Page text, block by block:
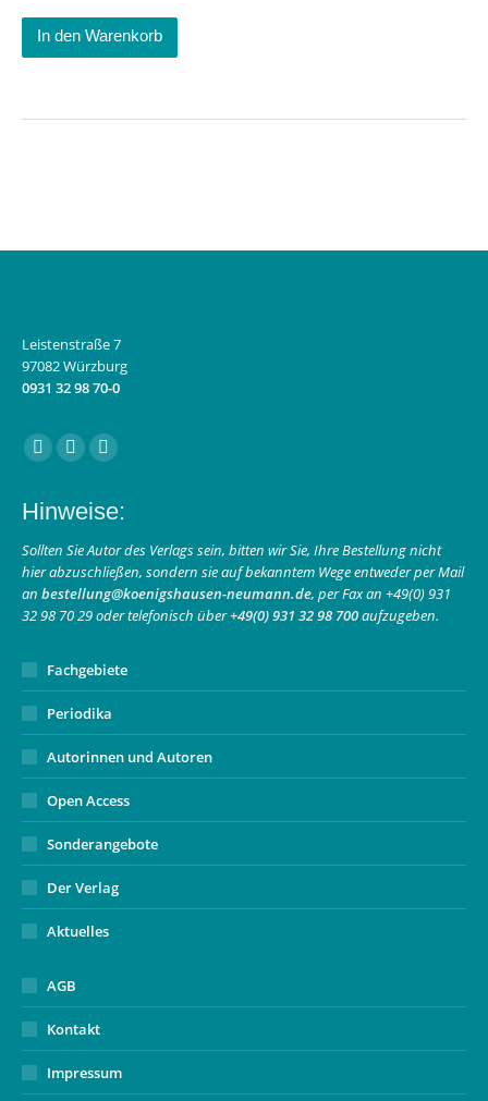
In den Warenkorb
Leistenstraße 7
97082 Würzburg
0931 32 98 70-0
Finden Sie uns auf:
Facebook
opens
in
new
window
Instagram
opens
in
new
window
E-
page
opens
in
new
window
Hinweise:
Sollten Sie Autor des Verlags sein, bitten wir Sie, Ihre Bestellung nicht
hier abzuschließen, sondern sie auf bekanntem Wege entweder per Mail
an bestellung@koenigshausen-neumann.de, per Fax an +49(0) 931
32 98 70 29 oder telefonisch über+49(0) 931 32 98 700aufzugeben.
Fachgebiete
Periodika
Autorinnen und Autoren
Open Access
Sonderangebote
Der Verlag
Aktuelles
AGB
Kontakt
Impressum